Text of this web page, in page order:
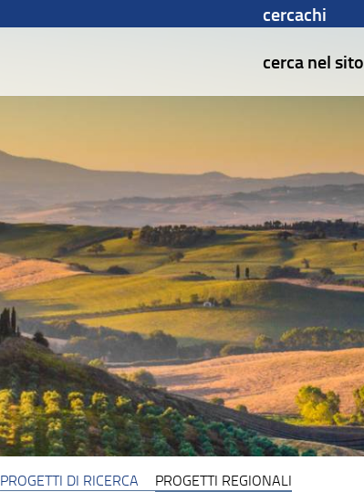
cercachi
cerca nel sito
PROGETTI DI RICERCA PROGETTI REGIONALI